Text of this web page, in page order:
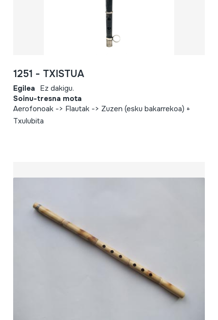
1251 - TXISTUA
Egilea Ez dakigu.
Soinu-tresna mota
Aerofonoak -> Flautak -> Zuzen (esku bakarrekoa) +
Txulubita